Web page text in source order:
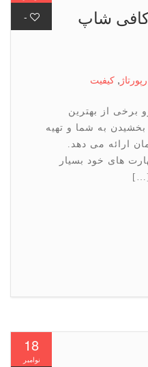
شاپ
كیفیت
بهترین
شما و تهیه
می دهد.
خود بسیار